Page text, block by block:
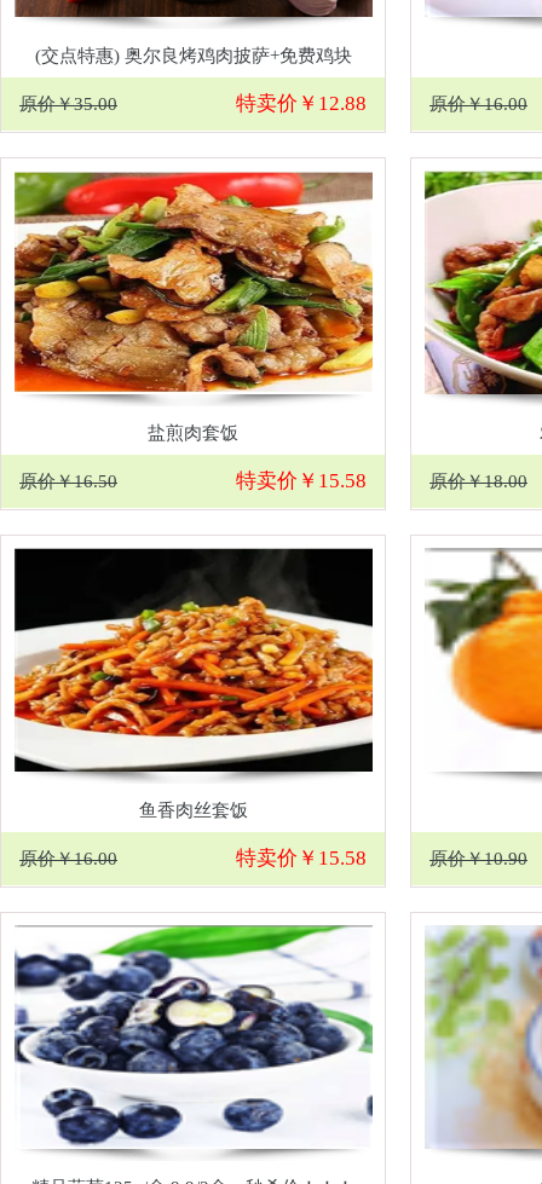
(交点特惠) 奥尔良烤鸡肉披萨+免费鸡块
原价￥35.00 特卖价￥12.88 原价￥16.00
盐煎肉套饭
原价￥16.50 特卖价￥15.58 原价￥18.00
鱼香肉丝套饭
原价￥16.00 特卖价￥15.58 原价￥10.90